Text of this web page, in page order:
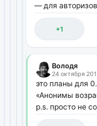
— для
+1
Володя
24 октября
это планы для
«Анонимы
p.s. просто не